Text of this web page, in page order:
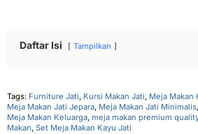
Daftar Isi Tampilkan
Tags: Furniture Jati, Kursi Makan Jati, Meja Makan
Meja Makan Jati Jepara, Meja Makan Jati Minimalis,
Meja Makan Keluarga, meja makan premium
Makan, Set Meja Makan Kayu Jati